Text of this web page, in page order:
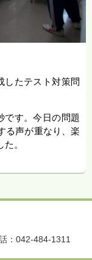
したテスト対策問
です。今日の問題
る声が重なり、楽
。
：042-484-1311